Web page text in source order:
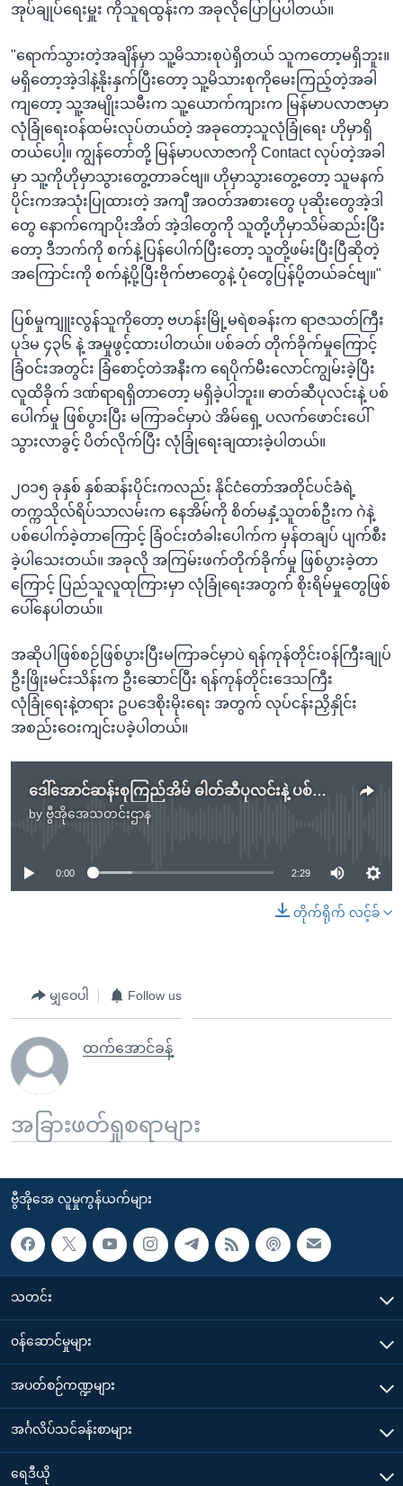
အုပ်ချုပ်ရေးမှူး ကိုသူရထွန်းက အခုလိုပြောပြပါတယ်။
"ရောက်သွားတဲ့အချိန်မှာ သူ့မိသားစုပဲရှိတယ် သူကတော့မရှိဘူး။
မရှိတော့အဲ့ဒါနဲ့နိုးနှက်ပြီးတော့ သူ့မိသားစုကိုမေးကြည့်တဲ့အခါ
ကျတော့ သူ့အမျိုးသမီးက သူ့ယောက်ကျားက မြန်မာပလာဇာမှာ
လုံခြုံရေးဝန်ထမ်းလုပ်တယ်တဲ့ အခုတော့သူလုံခြုံရေး ဟိုမှာရှိ
တယ်ပေါ့။ ကျွန်တော်တို့ မြန်မာပလာဇာကို Contact လုပ်တဲ့အခါ
မှာ သူ့ကိုဟိုမှာသွားတွေ့တာခင်ဗျ။ ဟိုမှာသွားတွေ့တော့ သူမနက်
ပိုင်းကအသုံးပြုထားတဲ့ အကျီ အဝတ်အစားတွေ ပုဆိုးတွေအဲ့ဒါ
တွေ နောက်ကျောပိုးအိတ် အဲ့ဒါတွေကို သူတို့ဟိုမှာသိမ်ဆည်းပြီး
တော့ ဒီဘက်ကို စက်နဲ့ပြန်ပေါက်ပြီးတော့ သူတို့ဖမ်းပြီးပြီဆိုတဲ့
အကြောင်းကို စက်နဲ့ပို့ပြီးဗိုက်ဗာတွေနဲ့ ပုံတွေပြန်ပို့တယ်ခင်ဗျ။"
ပြစ်မှုကျူးလွန်သူကိုတော့ ဗဟန်းမြို့မရဲစခန်းက ရာဇသတ်ကြီး
ပုဒ်မ ၄၃၆ နဲ့ အမှုဖွင့်ထားပါတယ်။ ပစ်ခတ် တိုက်ခိုက်မှုကြောင့်
ခြံဝင်းအတွင်း ခြံစောင့်တဲအနီးက ရေပိုက်မီးလောင်ကျွမ်းခဲ့ပြီး
လူထိခိုက် ဒဏ်ရာရရှိတာတော့ မရှိခဲ့ပါဘူး။ ဓာတ်ဆီပုလင်းနဲ့ ပစ်
ပေါက်မှု ဖြစ်ပွားပြီး မကြာခင်မှာပဲ အိမ်ရှေ့ ပလက်ဖောင်းပေါ်
သွားလာခွင့် ပိတ်လိုက်ပြီး လုံခြုံရေးချထားခဲ့ပါတယ်။
၂၀၁၅ ခုနှစ် နှစ်ဆန်းပိုင်းကလည်း နိုင်ငံတော်အတိုင်ပင်ခံရဲ့
တက္ကသိုလ်ရိပ်သာလမ်းက နေအိမ်ကို စိတ်မနှံ့သူတစ်ဦးက ဂဲနဲ့
ပစ်ပေါက်ခဲ့တာကြောင့် ခြံဝင်းတံခါးပေါက်က မှန်တချပ် ပျက်စီး
ခဲ့ပါသေးတယ်။ အခုလို အကြမ်းဖက်တိုက်ခိုက်မှု ဖြစ်ပွားခဲ့တာ
ကြောင့် ပြည်သူလူထုကြားမှာ လုံခြုံရေးအတွက် စိုးရိမ်မှုတွေဖြစ်
ပေါ်နေပါတယ်။
အဆိုပါဖြစ်စဉ်ဖြစ်ပွားပြီးမကြာခင်မှာပဲ ရန်ကုန်တိုင်းဝန်ကြီးချုပ်
ဦးဖြိုးမင်းသိန်းက ဦးဆောင်ပြီး ရန်ကုန်တိုင်းဒေသကြီး
လုံခြုံရေးနဲ့တရား ဥပဒေစိုးမိုးရေး အတွက် လုပ်ငန်းညှိနှိုင်း
အစည်းဝေးကျင်းပခဲ့ပါတယ်။
ဒေါ်အောင်ဆန်းစုကြည်အိမ် ဓါတ်ဆီပုလင်းနဲ့ ပစ်ပေါက်သူ ဖမ်းမိပြီ
by ဗွီအိုအေသတင်းဌာန
No media source currently available
0:00 2:29
တိုက်ရိုက် လင့်ခ်
မျှဝေပါ Follow us
ထက်အောင်ခန့်
အခြားဖတ်ရှုစရာများ
ဗွီအိုအေ လူမှုကွန်ယက်များ
သတင်း
၀န်ဆောင်မှုများ
အပတ်စဉ်ကဏ္ဍများ
အင်္ဂလိပ်သင်ခန်းစာများ
ရေဒီယို